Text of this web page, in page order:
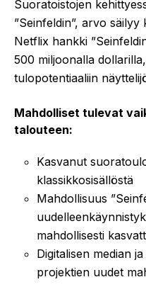
Suoratoistojen
”Seinfeldin”, arvo
Netflix hankki
500 miljoonalla
tulopotentiaaliin
Mahdolliset tulevat
talouteen:
Kasvanut
klassikkosisällöstä
Mahdollisuus
mahdollisesti
Digitalisen median
projektien uudet